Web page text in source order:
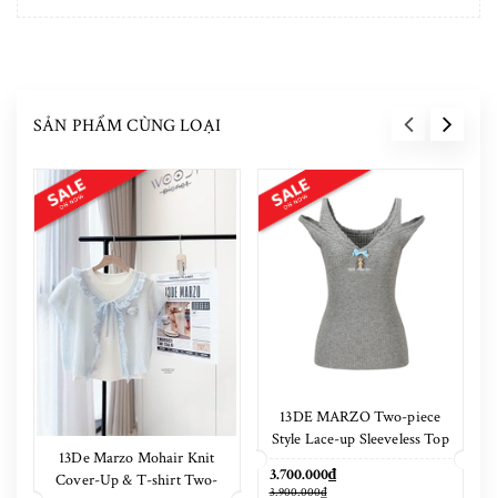
SẢN PHẨM CÙNG LOẠI
13De Marzo Mohair Knit
Cover-Up & T-shirt Two-
13DE MARZO Two-piece
Style Lace-up Sleeveless Top
3.700.000₫
3.900.000₫